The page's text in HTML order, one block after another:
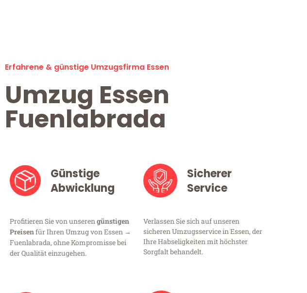
Erfahrene & günstige Umzugsfirma Essen
Umzug Essen
Fuenlabrada
Günstige
Abwicklung
Profitieren Sie von unserengünstigen
Preisenfür Ihren Umzug von Essen →
Fuenlabrada, ohne Kompromisse bei
der Qualität einzugehen.
Sicherer
Service
Verlassen Sie sich auf unseren
sicheren Umzugsservice in Essen, der
Ihre Habseligkeiten mit höchster
Sorgfalt behandelt.